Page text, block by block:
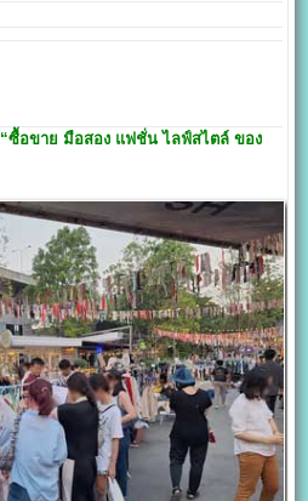
“ซื้อขาย มือสอง แฟชั่น ไลฟ์สไตล์ ของ